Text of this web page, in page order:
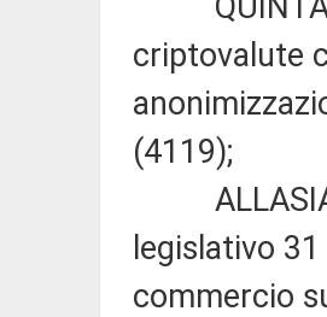
criptovalute
(4119);
ALLASIA:
legislativo
commercio